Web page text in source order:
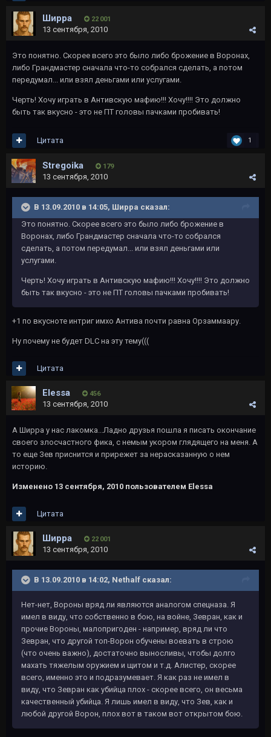
Ширра 22 001
13 сентября, 2010
Это понятно. Скорее всего это было либо брожение в Воронах,
либо Грандмастер сначала что-то собрался сделать, а потом
передумал... или взял деньгами или услугами.
Черть! Хочу играть в Антивскую мафию!!! Хочу!!!! Это должно
быть так вкусно - это не ПТ головы пачками пробивать!
1
Цитата
Stregoika 179
13 сентября, 2010
В 13.09.2010 в 14:05, Ширра сказал:
Это понятно. Скорее всего это было либо брожение в
Воронах, либо Грандмастер сначала что-то собрался
сделать, а потом передумал... или взял деньгами или
услугами.
Черть! Хочу играть в Антивскую мафию!!! Хочу!!!! Это должно
быть так вкусно - это не ПТ головы пачками пробивать!
+1 по вкусноте интриг имхо Антива почти равна Орзаммаару.
Ну почему не будет DLC на эту тему(((
Цитата
Elessa 456
13 сентября, 2010
А Ширра у нас лакомка...Ладно друзья пошла я писать окончание
своего злосчастного фика, с немым укором глядящего на меня. А
то еще Зев приснится и прирежет за нерасказанную о нем
историю.
Изменено 13 сентября, 2010 пользователем Elessa
Цитата
Ширра 22 001
13 сентября, 2010
В 13.09.2010 в 14:02, Nethalf сказал:
Нет-нет, Вороны вряд ли являются аналогом спецназа. Я
имел в виду, что собственно в бою, на войне, Зевран, как и
прочие Вороны, малопригоден - например, вряд ли что
Зевран, что другой топ-Ворон обучены воевать в строю
(что очень важно), достаточно выносливы, чтобы долго
махать тяжелым оружием и щитом и т.д. Алистер, скорее
всего, именно это и подразумевает. Я как раз не имел в
виду, что Зевран как убийца плох - скорее всего, он весьма
качественный убийца. Я лишь имел в виду, что Зев, как и
любой другой Ворон, плох вот в таком вот открытом бою.